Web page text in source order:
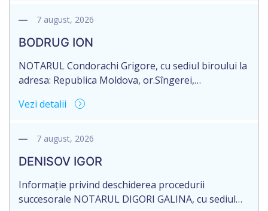
1935, IDNP: 2005027105503, decedată la data de 08
este planificată în prealabil […]
7 august, 2026
BODRUG ION
NOTARUL Condorachi Grigore, cu sediul biroului la
adresa: Republica Moldova, or.Sîngerei,
procedurii succesorale în urma decesului
0982301229316, decedat la data de 27.07.2024.
planificată în prealabil după data de 07.11.2026, cu
condiția constatării cu certitudine a faptelor
necesare pentru justificarea […]
Vezi detalii
7 august, 2026
DENISOV IGOR
Informație privind deschiderea procedurii
succesorale NOTARUL DIGORI GALINA, cu sediul